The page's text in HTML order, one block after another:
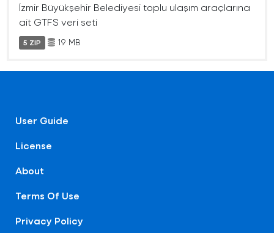
İzmir Büyükşehir Belediyesi toplu ulaşım araçlarına
ait GTFS veri seti
5 ZIP 19 MB
User Guide
License
About
Terms Of Use
Privacy Policy